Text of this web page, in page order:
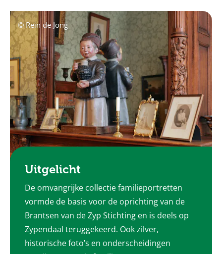
© Rein de Jong
Uitgelicht
De omvangrijke collectie familieportretten
vormde de basis voor de oprichting van de
Brantsen van de Zyp Stichting en is deels op
Zypendaal teruggekeerd. Ook zilver,
historische foto’s en onderscheidingen